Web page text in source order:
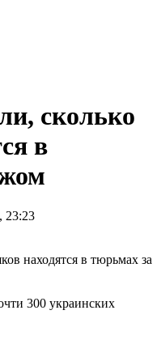
сколько
в
23:23
300 украинских